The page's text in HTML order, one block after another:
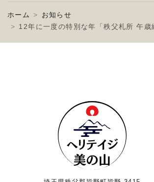
ホーム
お知らせ
12年に一度の特別な年「秩父札所 午歳